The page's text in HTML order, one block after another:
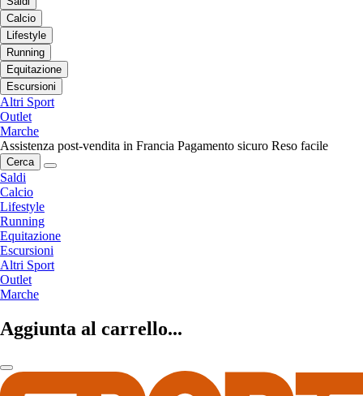
Calcio
Lifestyle
Running
Equitazione
Escursioni
Altri Sport
Outlet
Marche
Assistenza post-vendita in Francia Pagamento sicuro Reso facile
Cerca
Saldi
Calcio
Lifestyle
Running
Equitazione
Escursioni
Altri Sport
Outlet
Marche
Aggiunta al carrello...